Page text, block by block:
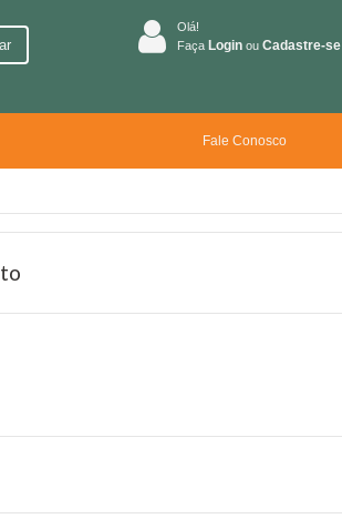
Olá!
Faça Login ou Cadastre-se
Fale Conosco